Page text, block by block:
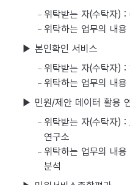
위탁받는 자(수탁자)
위탁하는 업무의 내
▶ 본인확인 서비스
위탁받는 자(수탁자) :
위탁하는 업무의 내
▶ 민원/제안 데이터 활용
위탁받는 자(수탁자)
연구소
위탁하는 업무의 내
분석